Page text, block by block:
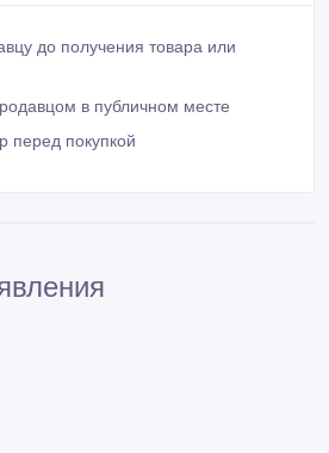
до получения товара или
в публичном месте
перед покупкой